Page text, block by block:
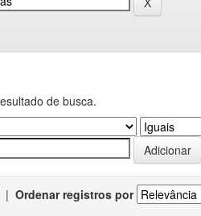
de busca.
| Ordenar registros por